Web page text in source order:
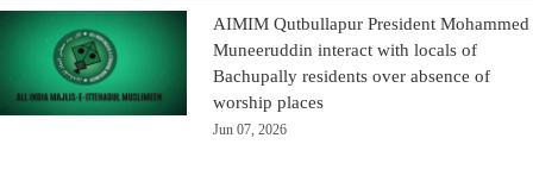
AIMIM Qutbullapur President Mohammed
Muneeruddin interact with locals of
Bachupally residents over absence of
worship places
Jun 07, 2026